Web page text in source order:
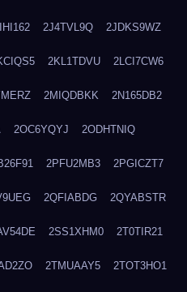
2J4TVL9Q 2JDKS9WZ
2KL1TDVU 2LCI7CW6
2MIQDBKK 2N165DB2
2OC6YQYJ 2ODHTNIQ
2PFU2MB3 2PGICZT7
2QFIABDG 2QYABSTR
2SS1XHM0 2T0TIR21
2TMUAAY5 2TOT3HO1